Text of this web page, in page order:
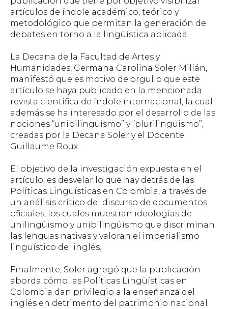
artículos de índole académico, teórico y
metodológico que permitan la generación de
debates en torno a la lingüística aplicada.
La Decana de la Facultad de Artes y
Humanidades, Germana Carolina Soler Millán,
manifestó que es motivo de orgullo que este
artículo se haya publicado en la mencionada
revista científica de índole internacional, la cual
además se ha interesado por el desarrollo de las
nociones “unibilingüismo” y “plurilingüismo”,
creadas por la Decana Soler y el Docente
Guillaume Roux.
El objetivo de la investigación expuesta en el
artículo, es desvelar lo que hay detrás de las
Políticas Lingüísticas en Colombia, a través de
un análisis crítico del discurso de documentos
oficiales, los cuales muestran ideologías de
unilingüismo y unibilingüismo que discriminan
las lenguas nativas y valoran el imperialismo
lingüístico del inglés.
Finalmente, Soler agregó que la publicación
aborda cómo las Políticas Lingüísticas en
Colombia dan privilegio a la enseñanza del
inglés en detrimento del patrimonio nacional